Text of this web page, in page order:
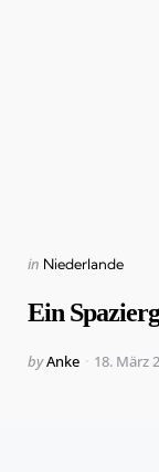
Categories
Posted
in Niederlande
Ein
Posted
byAnke 18. März